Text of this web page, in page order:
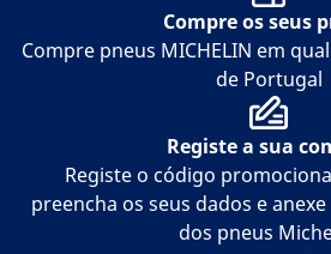
Compre os seus
Compre pneus MICHELIN em
de Portugal
Registe a sua
Registe o código
preencha os seus dados e
dos pneus